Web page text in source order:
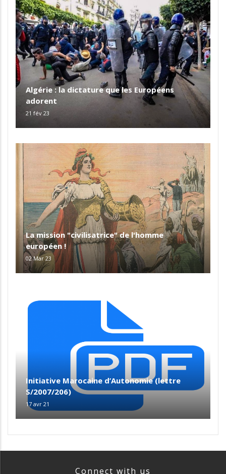
Algérie : la dictature que les Européens
adorent
21 fév 23
La mission "civilisatrice" de l'homme
européen !
02 Mar 23
Initiative Marocaine d’Autonomie (lettre
S/2007/206)
17 avr 21
Connect with us